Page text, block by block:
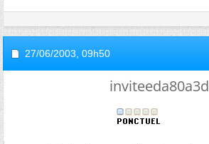
27/06/2003, 09h50
inviteeda80a3d